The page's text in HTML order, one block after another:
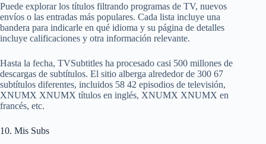
Puede explorar los títulos filtrando programas de TV, nuevos
envíos o las entradas más populares. Cada lista incluye una
bandera para indicarle en qué idioma y su página de detalles
incluye calificaciones y otra información relevante.
Hasta la fecha, TVSubtitles ha procesado casi 500 millones de
descargas de subtítulos. El sitio alberga alrededor de 300 67
subtítulos diferentes, incluidos 58 42 episodios de televisión,
XNUMX XNUMX títulos en inglés, XNUMX XNUMX en
francés, etc.
10. Mis Subs